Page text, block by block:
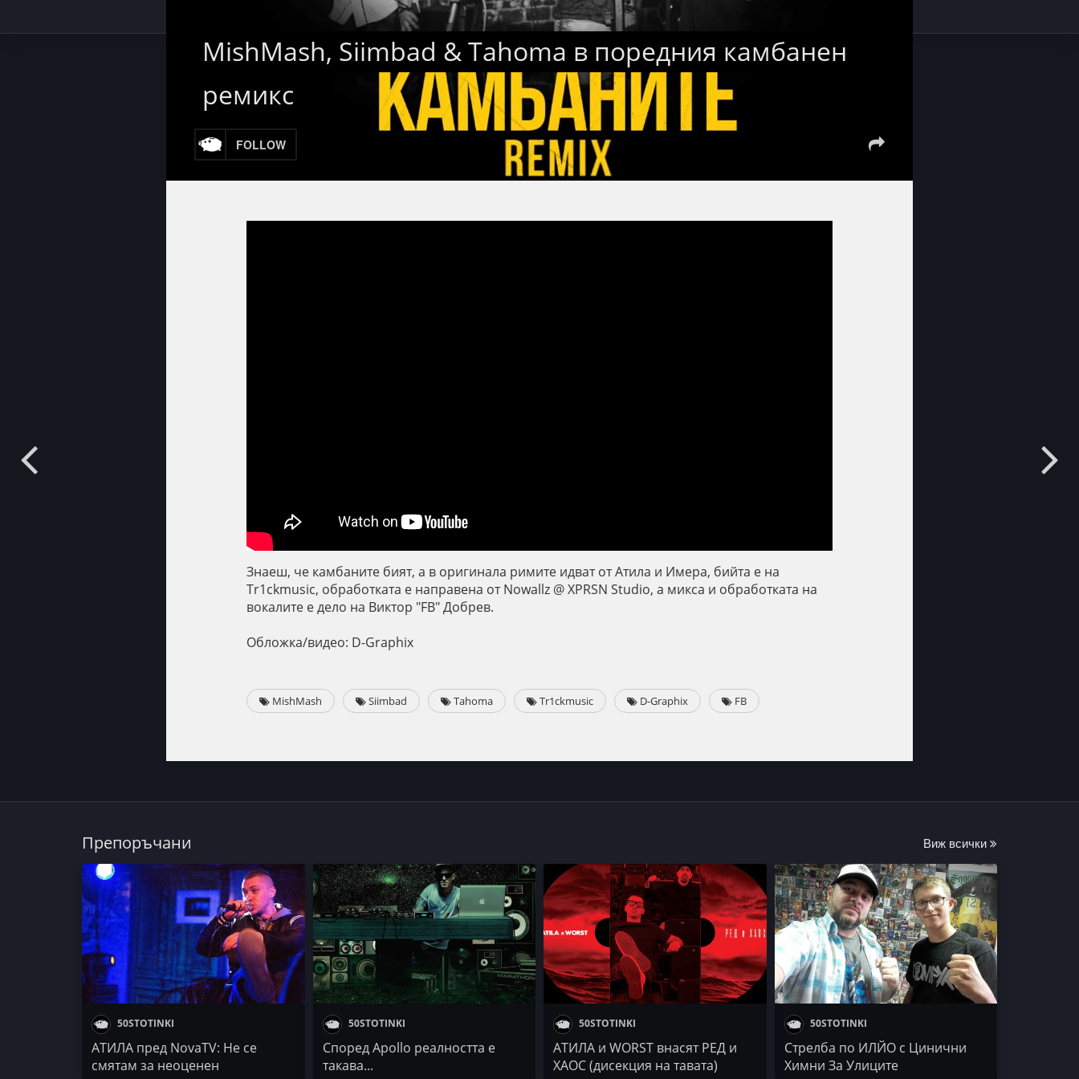
MishMash, Siimbad & Tahoma в поредния камбанен
ремикс
FOLLOW
Знаеш, че камбаните бият, а в оригинала римите идват от Атила и Имера, бийта е на
Tr1ckmusic, обработката е направена от Nowallz @ XPRSN Studio, а микса и обработката на
вокалите е дело на Виктор "FB" Добрев.
Обложка/видео: D-Graphix
MishMash Siimbad Tahoma Tr1ckmusic D-Graphix FB
Препоръчани Виж всички
50STOTINKI
АТИЛА пред NovaTV: Не се
смятам за неоценен
50STOTINKI
Според Apollo реалността е
такава...
50STOTINKI
АТИЛА и WORST внасят РЕД и
ХАОС (дисекция на тавата)
50STOTINKI
Стрелба по ИЛЙО с Цинични
Химни За Улиците